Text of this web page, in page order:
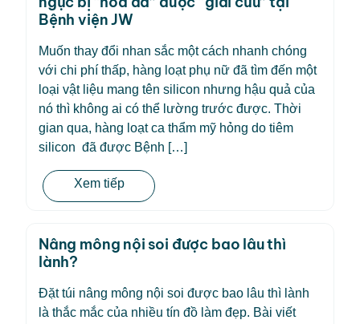
Bệnh viện JW
Muốn thay đổi nhan sắc một cách nhanh chóng
với chi phí thấp, hàng loạt phụ nữ đã tìm đến một
loại vật liệu mang tên silicon nhưng hậu quả của
nó thì không ai có thể lường trước được. Thời
gian qua, hàng loạt ca thẩm mỹ hỏng do tiêm
silicon đã được Bệnh […]
Xem tiếp
Nâng mông nội soi được bao lâu thì
lành?
Đặt túi nâng mông nội soi được bao lâu thì lành
là thắc mắc của nhiều tín đồ làm đẹp. Bài viết